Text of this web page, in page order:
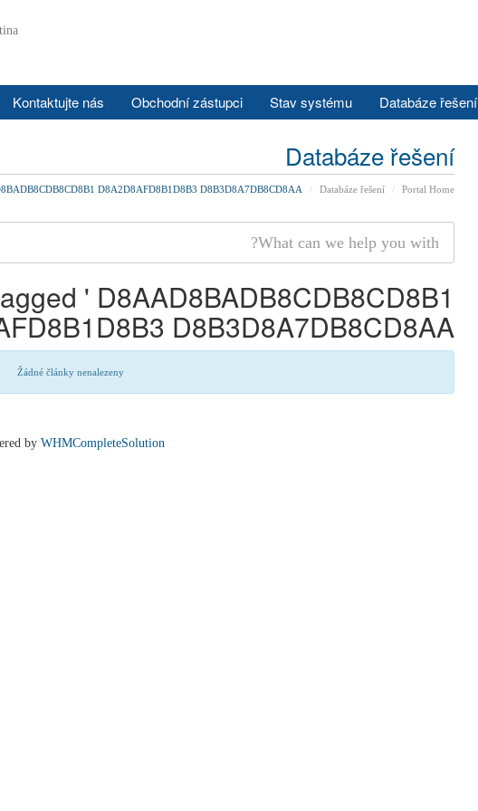
Databáze řešení
Stav systému
Obchodní zástupci
Kontaktujte nás
Databáze řešení
Portal Home
Databáze řešení
D8A2D8AFD8B1D8B3 D8B3D8A7DB8CD8AA
' D8AAD8BADB8CDB8CD8B1
D8B3D8A7DB8CD8AA'
Žádné články nenalezeny
by WHMCompleteSolution